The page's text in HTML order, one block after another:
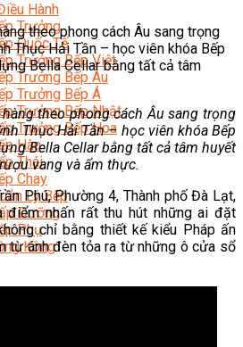
Hành
Trưởng
Quốc Tế
Trưởng Bếp Việt
Trưởng Bếp Âu
Trưởng Bếp Á
Trưởng Bếp Nhật
Trưởng Bếp Hoa
Hàn
Thái
Chay
Lý Bếp
Dưỡng
Phụ
Kông
theo phong cách Âu sang trọng
Thục Hải Tần – học viên khóa Bếp
Bella Cellar bằng tất cả tâm
theo phong cách Âu sang trọng
Thục Hải Tần – học viên khóa Bếp
Bella Cellar bằng tất cả tâm huyết
vang và ẩm thực.
Phú, Phường 4, Thành phố Đà Lạt,
điểm nhấn rất thu hút những ai đặt
chỉ bằng thiết kế kiểu Pháp ấn
từ ánh đèn tỏa ra từ những ô cửa sổ